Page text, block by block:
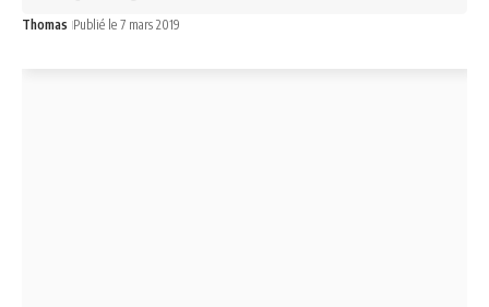
Thomas Publié le 7 mars 2019